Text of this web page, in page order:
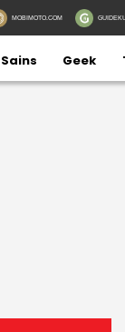
MOBIMOTO.COM
Sains Geek